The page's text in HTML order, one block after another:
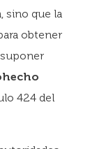
sino que la
obtener
424 del